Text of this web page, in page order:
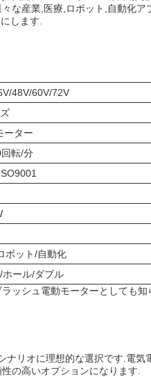
な産業,医療,ロボット,自動化ア
します.
48V/60V/72V
ーター
転/分
ボット/自動化
ホール/ダブル
ッシュ電動モーターとしても知
リオに理想的な選択です.電
の高いオプションになります.